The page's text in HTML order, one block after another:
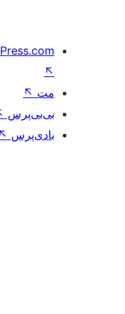
↖
مت ↖
بی‌بی‌پرس
بادی‌پرس